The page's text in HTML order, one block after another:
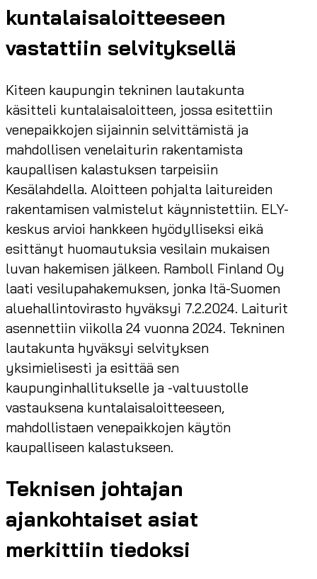
kuntalaisaloitteeseen
vastattiin selvityksellä
Kiteen kaupungin tekninen lautakunta
käsitteli kuntalaisaloitteen, jossa esitettiin
venepaikkojen sijainnin selvittämistä ja
mahdollisen venelaiturin rakentamista
kaupallisen kalastuksen tarpeisiin
Kesälahdella. Aloitteen pohjalta laitureiden
rakentamisen valmistelut käynnistettiin. ELY-
keskus arvioi hankkeen hyödylliseksi eikä
esittänyt huomautuksia vesilain mukaisen
luvan hakemisen jälkeen. Ramboll Finland Oy
laati vesilupahakemuksen, jonka Itä-Suomen
aluehallintovirasto hyväksyi 7.2.2024. Laiturit
asennettiin viikolla 24 vuonna 2024. Tekninen
lautakunta hyväksyi selvityksen
yksimielisesti ja esittää sen
kaupunginhallitukselle ja -valtuustolle
vastauksena kuntalaisaloitteeseen,
mahdollistaen venepaikkojen käytön
kaupalliseen kalastukseen.
Teknisen johtajan
ajankohtaiset asiat
merkittiin tiedoksi